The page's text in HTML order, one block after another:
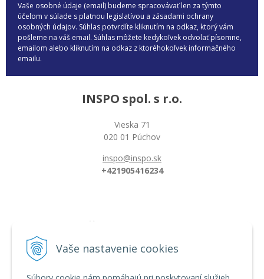
Vaše nastavenie cookies
Vaše osobné údaje (email) budeme spracovávať len za týmto
účelom v súlade s platnou legislatívou a zásadami ochrany
osobných údajov. Súhlas potvrdíte kliknutím na odkaz, ktorý vám
pošleme na váš email. Súhlas môžete kedykoľvek odvolať písomne,
emailom alebo kliknutím na odkaz z ktoréhokoľvek informačného
emailu.
INSPO spol. s r.o.
Vieska 71
020 01 Púchov
inspo@inspo.sk
+421905416234
Všetko o nákupe
Možnosti platby a doprava